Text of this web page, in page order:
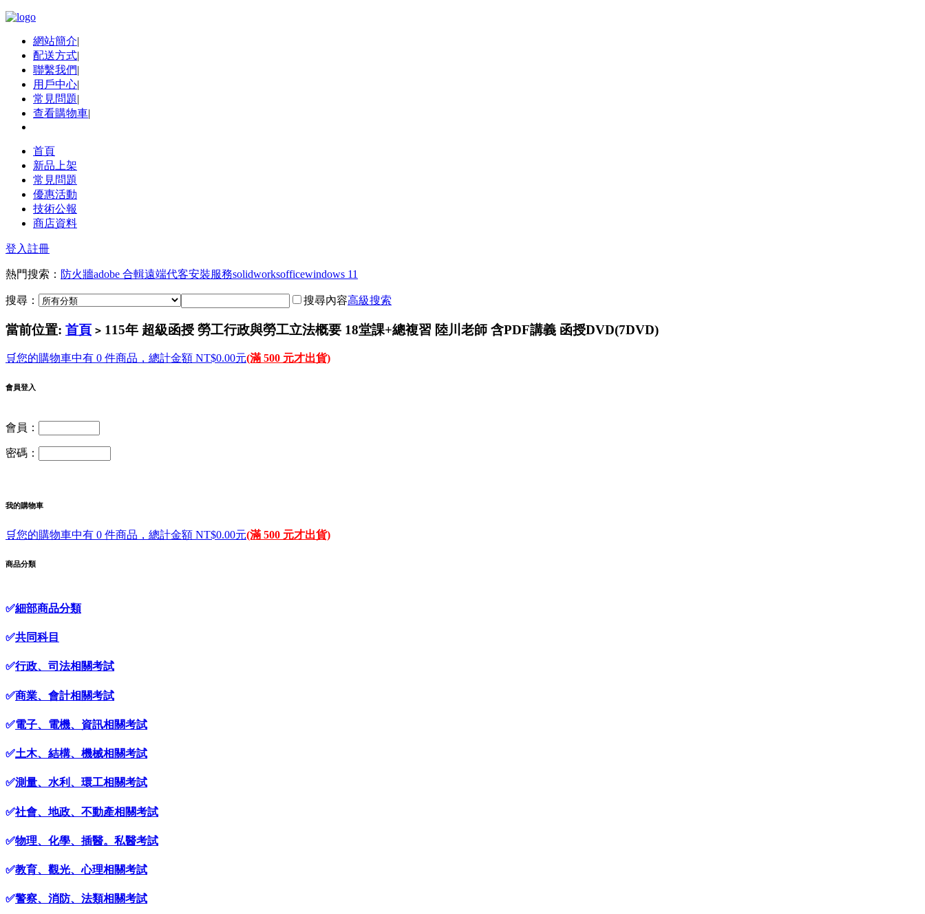
網站簡介|
配送方式|
聯繫我們|
用戶中心|
常見問題|
查看購物車|
首頁
新品上架
常見問題
優惠活動
技術公報
商店資料
登入註冊
熱門搜索： 防火牆adobe 合輯遠端代客安裝服務solidworksofficewindows 11
搜尋： 搜尋內容高級搜索
當前位置: 首頁 > 115年 超級函授 勞工行政與勞工立法概要 18堂課+總複習 陸川老師 含PDF講義 函授DVD(7DVD)
🛒您的購物車中有 0 件商品，總計金額 NT$0.00元(滿 500 元才出貨)
會員登入
會員：
密碼：
我的購物車
🛒您的購物車中有 0 件商品，總計金額 NT$0.00元(滿 500 元才出貨)
商品分類
✅細部商品分類
✅共同科目
✅行政、司法相關考試
✅商業、會計相關考試
✅電子、電機、資訊相關考試
✅土木、結構、機械相關考試
✅測量、水利、環工相關考試
✅社會、地政、不動產相關考試
✅物理、化學、插醫。私醫考試
✅教育、觀光、心理相關考試
✅警察、消防、法類相關考試